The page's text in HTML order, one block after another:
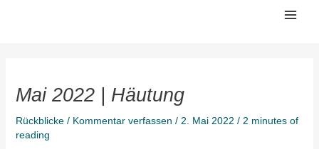
Mai 2022 | Häutung
Rückblicke/ Kommentar verfassen / 2. Mai 2022 / 2 minutes of
reading